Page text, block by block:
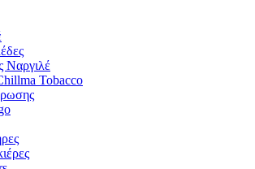
Ναργιλέ
Tobacco